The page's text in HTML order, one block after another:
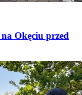
Okęciu przed